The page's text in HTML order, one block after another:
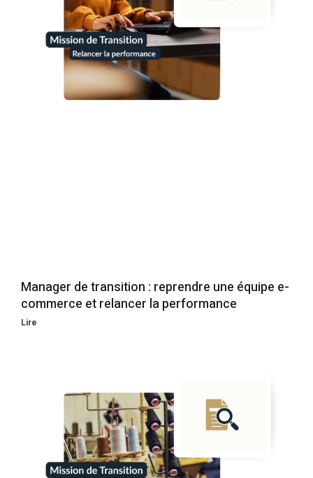
Manager de transition : reprendre une équipe e-
commerce et relancer la performance
Lire